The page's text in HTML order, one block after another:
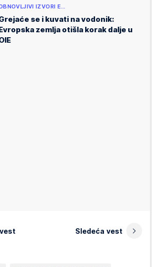
IZVORI E…
se i kuvati na vodonik:
zemlja otišla korak dalje u
Sledeća vest